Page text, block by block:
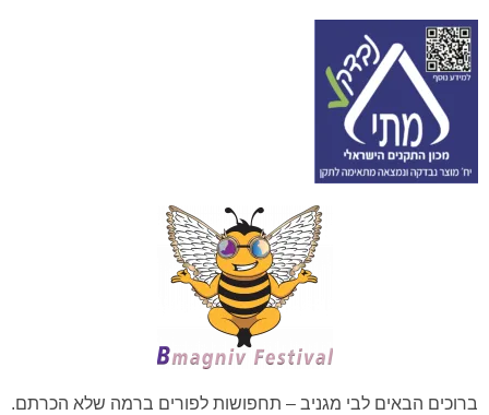
ברוכים הבאים לבי מגניב – תחפושות לפורים ברמה שלא הכרתם.